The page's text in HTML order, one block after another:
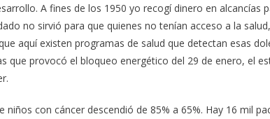
A fines de los 1950 yo recogí dinero en alcancías
no sirvió para que quienes no tenían acceso a la
aquí existen programas de salud que detectan esas
que provocó el bloqueo energético del 29 de enero, el
niños con cáncer descendió de 85% a 65%. Hay 16 mil